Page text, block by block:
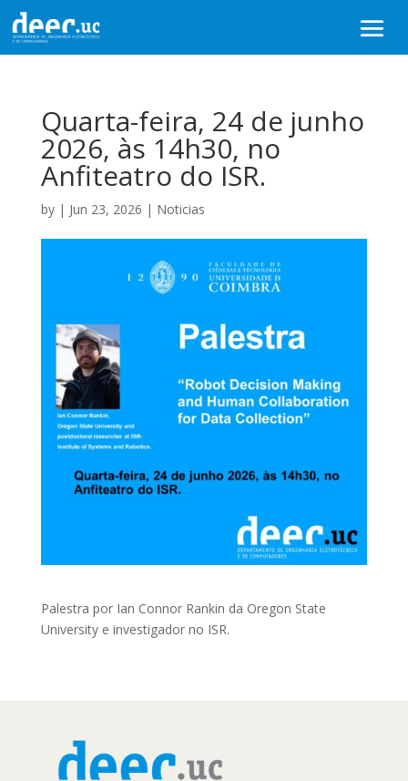
Quarta-feira, 24 de junho
2026, às 14h30, no
Anfiteatro do ISR.
by | Jun 23, 2026 | Noticias
Palestra por Ian Connor Rankin da Oregon State
University e investigador no ISR.